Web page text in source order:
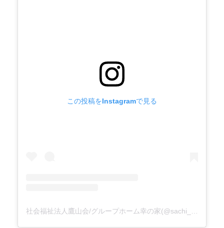
この投稿をInstagramで見る
社会福祉法人鷹山会/グループホーム幸の家(@sachi_no_ie)がシェアした投稿